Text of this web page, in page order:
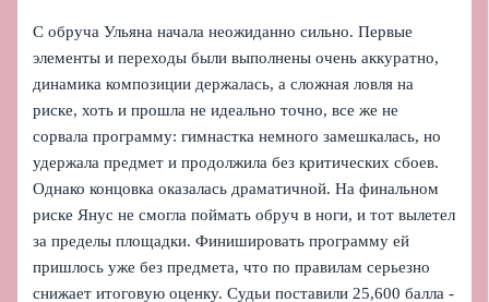
С обруча Ульяна начала неожиданно сильно. Первые
элементы и переходы были выполнены очень аккуратно,
динамика композиции держалась, а сложная ловля на
риске, хоть и прошла не идеально точно, все же не
сорвала программу: гимнастка немного замешкалась, но
удержала предмет и продолжила без критических сбоев.
Однако концовка оказалась драматичной. На финальном
риске Янус не смогла поймать обруч в ноги, и тот вылетел
за пределы площадки. Финишировать программу ей
пришлось уже без предмета, что по правилам серьезно
снижает итоговую оценку. Судьи поставили 25,600 балла -